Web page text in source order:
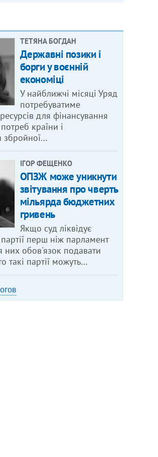
ТЕТЯНА БОГДАН
Державні позики і
борги у воєнній
економіці
У найближчі місяці Уряд
потребуватиме
для фінансування
країни і
збройної…
ІГОР ФЕЩЕНКО
ОПЗЖ може уникнути
звітування про чверть
мільярда бюджетних
гривень
Якщо суд ліквідує
партії перш ніж парламент
них обов'язок подавати
такі партії можуть…